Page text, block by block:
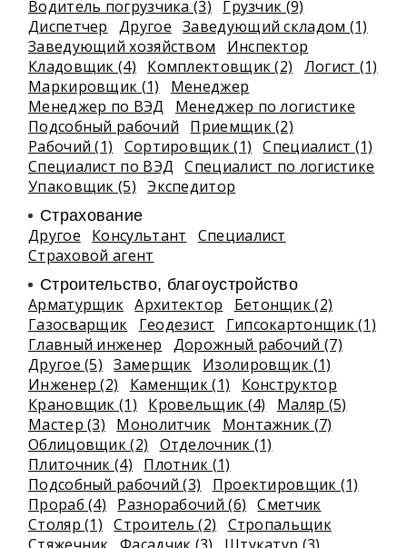
Водитель погрузчика (3)
Грузчик (9)
Диспетчер
Другое Заведующий складом (1)
Заведующий хозяйством
Инспектор
Кладовщик (4)
Комплектовщик (2)
Логист (1)
Маркировщик (1)
Менеджер
Менеджер по ВЭД
Менеджер по логистике
Подсобный рабочий
Приемщик (2)
Рабочий (1)
Сортировщик (1)
Специалист (1)
Специалист по ВЭД
Специалист по логистике
Упаковщик (5)
Экспедитор
Страхование
Другое Консультант
Специалист
Страховой агент
Строительство, благоустройство
Арматурщик Архитектор
Бетонщик (2)
Газосварщик
Геодезист
Гипсокартонщик (1)
Главный инженер
Дорожный рабочий (7)
Другое (5)
Замерщик
Изолировщик (1)
Инженер (2)
Каменщик (1)
Конструктор
Крановщик (1)
Кровельщик (4)
Маляр (5)
Мастер (3)
Монолитчик
Монтажник (7)
Облицовщик (2)
Отделочник (1)
Плиточник (4)
Плотник (1)
Подсобный рабочий (3)
Проектировщик (1)
Прораб (4)
Разнорабочий (6)
Сметчик
Столяр (1)
Строитель (2)
Стропальщик